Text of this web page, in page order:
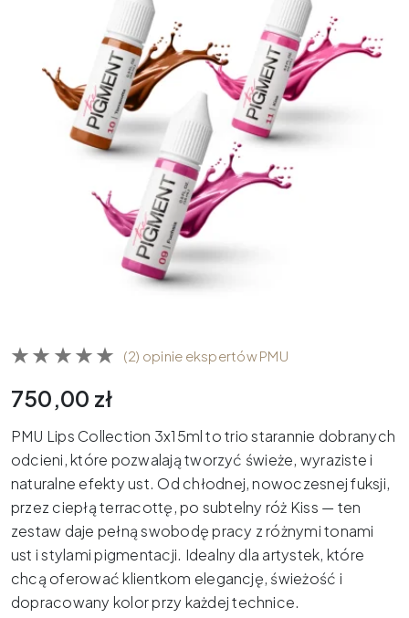
(2) opinie ekspertów PMU
750,00 zł
PMU Lips Collection 3x15ml totriostarannie dobranych
odcieni,które pozwalajątworzyć świeże, wyraziste i
naturalne efektyust. Od chłodnej,nowoczesnej fuksji,
przez ciepłąterracottę, po subtelny róż Kiss — ten
zestaw daje pełną swobodę pracy zróżnymitonami
ust i stylami pigmentacji. Idealny dla artystek, które
chcą oferować klientkom elegancję, świeżość i
dopracowany kolorprzy każdej technice.